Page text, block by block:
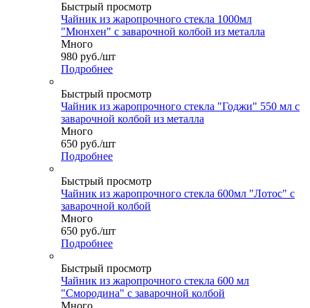
Быстрый просмотр
Чайник из жаропрочного стекла 1000мл
"Мюнхен" с заварочной колбой из металла
Много
980 руб./шт
Подробнее
Быстрый просмотр
Чайник из жаропрочного стекла "Годжи" 550 мл с
заварочной колбой из металла
Много
650 руб./шт
Подробнее
Быстрый просмотр
Чайник из жаропрочного стекла 600мл "Лотос" с
заварочной колбой
Много
650 руб./шт
Подробнее
Быстрый просмотр
Чайник из жаропрочного стекла 600 мл
"Смородина" с заварочной колбой